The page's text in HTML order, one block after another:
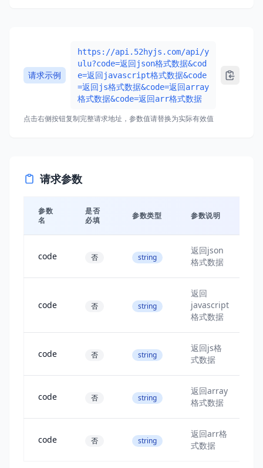
请求示例
https://api.52hyjs.com/api/y
ulu?code=返回json格式数据&cod
e=返回javascript格式数据&code
=返回js格式数据&code=返回array
格式数据&code=返回arr格式数据
点击右侧按钮复制完整请求地址，参数值请替换为实际有效值
请求参数
参数
名
是否
必填
参数类型 参数说明
code 否 string
返回json
格式数据
code 否 string
返回
javascript
格式数据
code 否 string
返回js格
式数据
code 否 string
返回array
格式数据
code 否 string
返回arr格
式数据